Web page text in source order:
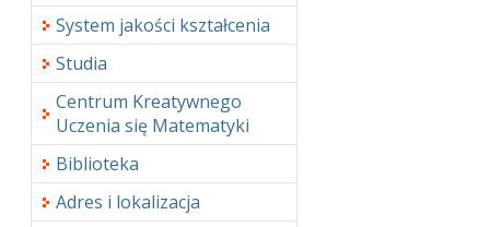
System jakości kształcenia
Studia
Centrum Kreatywnego
Uczenia się Matematyki
Biblioteka
Adres i lokalizacja